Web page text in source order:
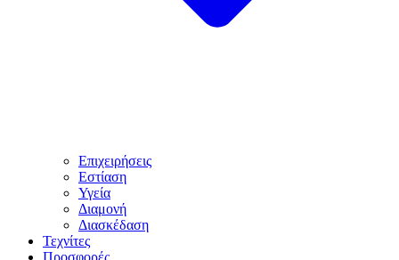
Επιχειρήσεις
Εστίαση
Υγεία
Διαμονή
Διασκέδαση
Τεχνίτες
Προσφορές